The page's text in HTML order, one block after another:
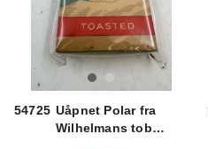
54725 Uåpnet Polar fra
Wilhelmans tob